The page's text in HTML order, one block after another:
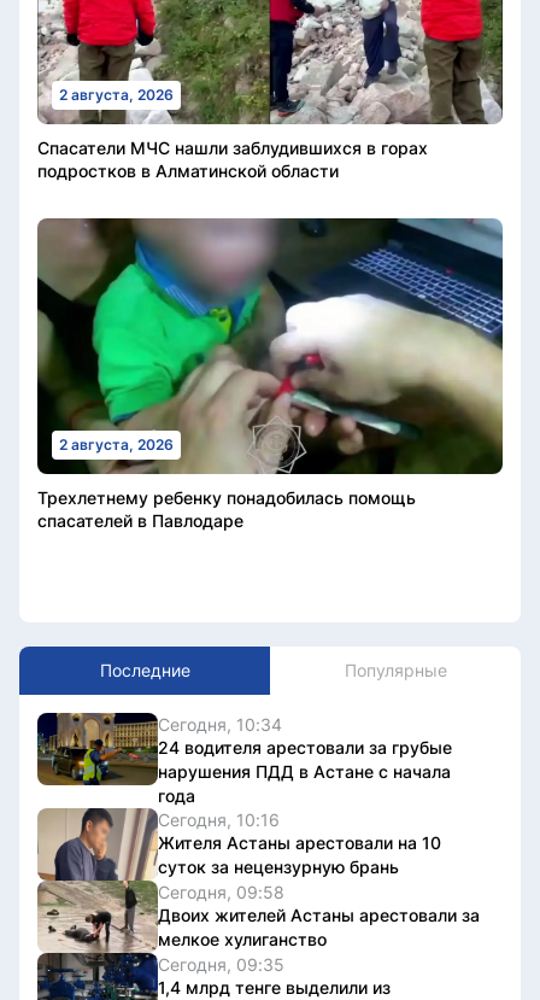
2 августа, 2026
Спасатели МЧС нашли заблудившихся в горах
подростков в Алматинской области
2 августа, 2026
Трехлетнему ребенку понадобилась помощь
спасателей в Павлодаре
Последние Популярные
Сегодня, 10:34
24 водителя арестовали за грубые
нарушения ПДД в Астане с начала
года
Сегодня, 10:16
Жителя Астаны арестовали на 10
суток за нецензурную брань
Сегодня, 09:58
Двоих жителей Астаны арестовали за
мелкое хулиганство
Сегодня, 09:35
1,4 млрд тенге выделили из